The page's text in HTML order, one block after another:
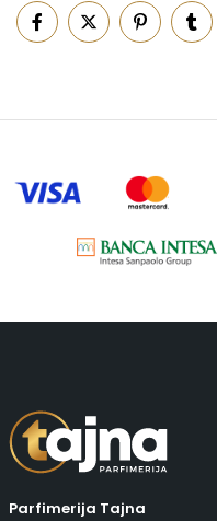
Nega tela (93)
Neseseri (15)
Ogledalo (6)
Pepe Jeans Ranac
Putni program (47)
Šminka (187)
Parfimerija Tajna